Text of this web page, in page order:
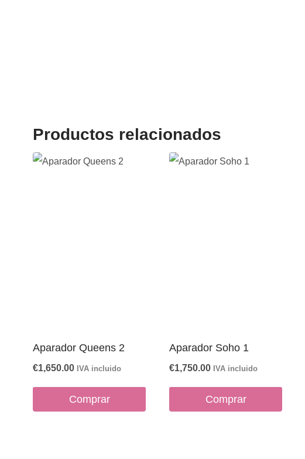
Productos relacionados
Aparador Queens 2
€1,650.00 IVA incluido
Comprar
Aparador Soho 1
€1,750.00 IVA incluido
Comprar